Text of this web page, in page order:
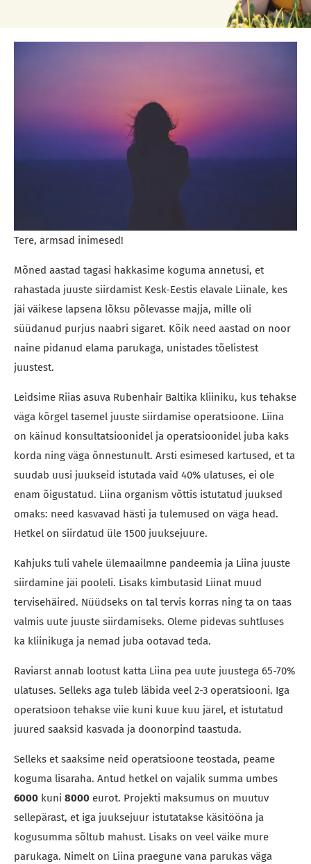
Tere, armsad inimesed!
Mõned aastad tagasi hakkasime koguma annetusi, et
rahastada juuste siirdamist Kesk-Eestis elavale Liinale, kes
jäi väikese lapsena lõksu põlevasse majja, mille oli
süüdanud purjus naabri sigaret. Kõik need aastad on noor
naine pidanud elama parukaga, unistades tõelistest
juustest.
Leidsime Riias asuva Rubenhair Baltika kliiniku, kus tehakse
väga kõrgel tasemel juuste siirdamise operatsioone. Liina
on käinud konsultatsioonidel ja operatsioonidel juba kaks
korda ning väga õnnestunult. Arsti esimesed kartused, et ta
suudab uusi juukseid istutada vaid 40% ulatuses, ei ole
enam õigustatud. Liina organism võttis istutatud juuksed
omaks: need kasvavad hästi ja tulemused on väga head.
Hetkel on siirdatud üle 1500 juuksejuure.
Kahjuks tuli vahele ülemaailmne pandeemia ja Liina juuste
siirdamine jäi pooleli. Lisaks kimbutasid Liinat muud
tervisehäired. Nüüdseks on tal tervis korras ning ta on taas
valmis uute juuste siirdamiseks. Oleme pidevas suhtluses
ka kliinikuga ja nemad juba ootavad teda.
Raviarst annab lootust katta Liina pea uute juustega 65-70%
ulatuses. Selleks aga tuleb läbida veel 2-3 operatsiooni. Iga
operatsioon tehakse viie kuni kuue kuu järel, et istutatud
juured saaksid kasvada ja doonorpind taastuda.
Selleks et saaksime neid operatsioone teostada, peame
koguma lisaraha. Antud hetkel on vajalik summa umbes
6000 kuni 8000 eurot. Projekti maksumus on muutuv
sellepärast, et iga juuksejuur istutatakse käsitööna ja
kogusumma sõltub mahust. Lisaks on veel väike mure
parukaga. Nimelt on Liina praegune vana parukas väga